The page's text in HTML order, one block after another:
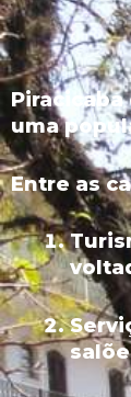
uma
Entre as